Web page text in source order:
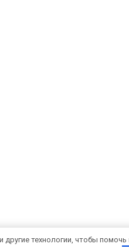
другие технологии, чтобы